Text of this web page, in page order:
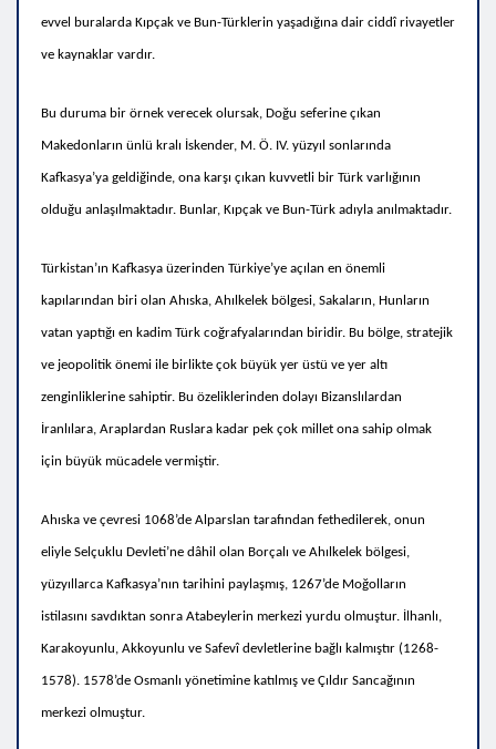
evvel buralarda Kıpçak ve Bun-Türklerin yaşadığına dair ciddî rivayetler
ve kaynaklar vardır.
Bu duruma bir örnek verecek olursak, Doğu seferine çıkan
Makedonların ünlü kralı İskender, M. Ö. IV. yüzyıl sonlarında
Kafkasya’ya geldiğinde, ona karşı çıkan kuvvetli bir Türk varlığının
olduğu anlaşılmaktadır. Bunlar, Kıpçak ve Bun-Türk adıyla anılmaktadır.
Türkistan’ın Kafkasya üzerinden Türkiye’ye açılan en önemli
kapılarından biri olan Ahıska, Ahılkelek bölgesi, Sakaların, Hunların
vatan yaptığı en kadim Türk coğrafyalarından biridir. Bu bölge, stratejik
ve jeopolitik önemi ile birlikte çok büyük yer üstü ve yer altı
zenginliklerine sahiptir. Bu özeliklerinden dolayı Bizanslılardan
İranlılara, Araplardan Ruslara kadar pek çok millet ona sahip olmak
için büyük mücadele vermiştir.
Ahıska ve çevresi 1068’de Alparslan tarafından fethedilerek, onun
eliyle Selçuklu Devleti’ne dâhil olan Borçalı ve Ahılkelek bölgesi,
yüzyıllarca Kafkasya’nın tarihini paylaşmış, 1267’de Moğolların
istilasını savdıktan sonra Atabeylerin merkezi yurdu olmuştur. İlhanlı,
Karakoyunlu, Akkoyunlu ve Safevî devletlerine bağlı kalmıştır (1268-
1578). 1578’de Osmanlı yönetimine katılmış ve Çıldır Sancağının
merkezi olmuştur.